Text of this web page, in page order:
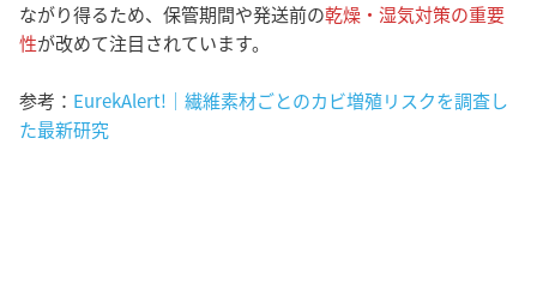
ながり得るため、保管期間や発送前の乾燥・湿気対策の重要
性が改めて注目されています。
参考： EurekAlert!｜繊維素材ごとのカビ増殖リスクを調査し
た最新研究